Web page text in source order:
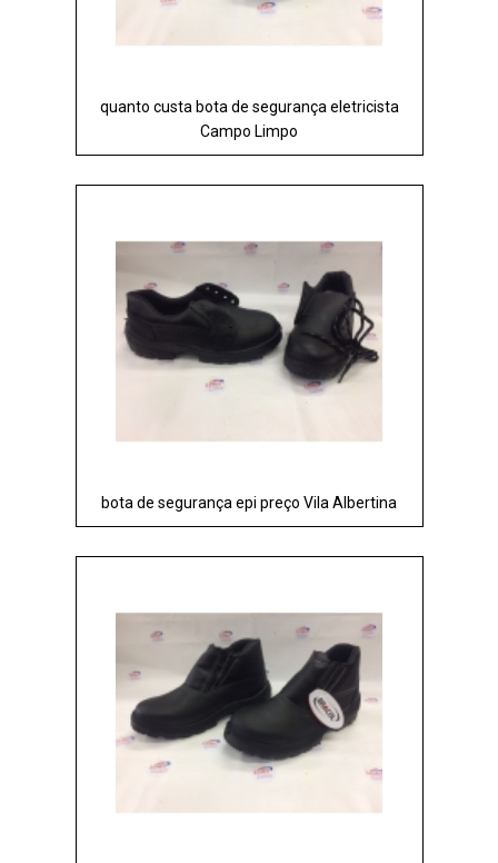
quanto custa bota de segurança eletricista
Campo Limpo
bota de segurança epi preço Vila Albertina